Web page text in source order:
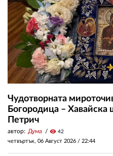
Чудотворната
Богородица –
Петрич
автор: Дума visibility 42
четвъртък, 06 Август 2026 / 22:44